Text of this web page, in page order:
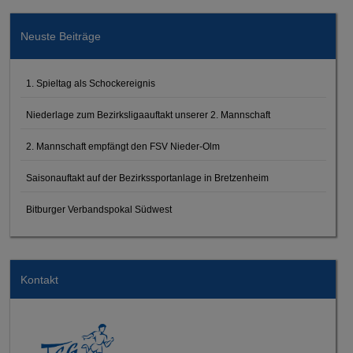
Neuste Beiträge
1. Spieltag als Schockereignis
Niederlage zum Bezirksligaauftakt unserer 2. Mannschaft
2. Mannschaft empfängt den FSV Nieder-Olm
Saisonauftakt auf der Bezirkssportanlage in Bretzenheim
Bitburger Verbandspokal Südwest
Kontakt